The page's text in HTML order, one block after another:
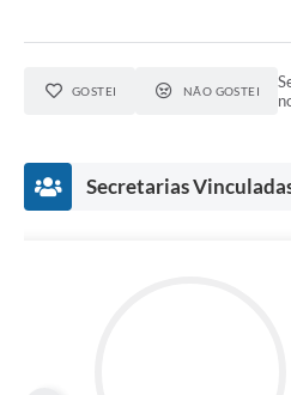
GOSTEI NÃO GOSTEI
Secretarias